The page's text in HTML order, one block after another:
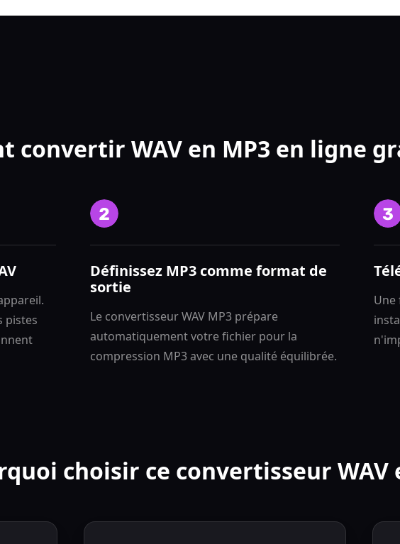
convertir WAV en MP3 en ligne
pistes
Définissez MP3 comme format de
sortie
Le convertisseur WAV MP3 prépare
automatiquement votre fichier pour la
compression MP3 avec une qualité équilibrée.
Une
choisir ce convertisseur WAV